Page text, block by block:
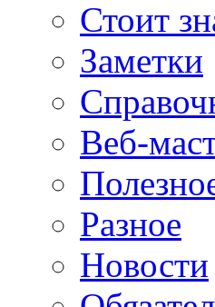
Стоит
Заметки
Веб-
Разное
Новости